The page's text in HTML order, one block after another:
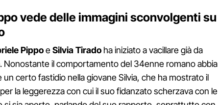
vede delle immagini sconvolgenti su
PippoeSilvia Tirado ha iniziato a vacillare già da
Nonostante il comportamento del 34enne romano abbia
certo fastidio nella giovane Silvia, che ha mostrato il
la leggerezza con cui il suo fidanzato scherzava con le